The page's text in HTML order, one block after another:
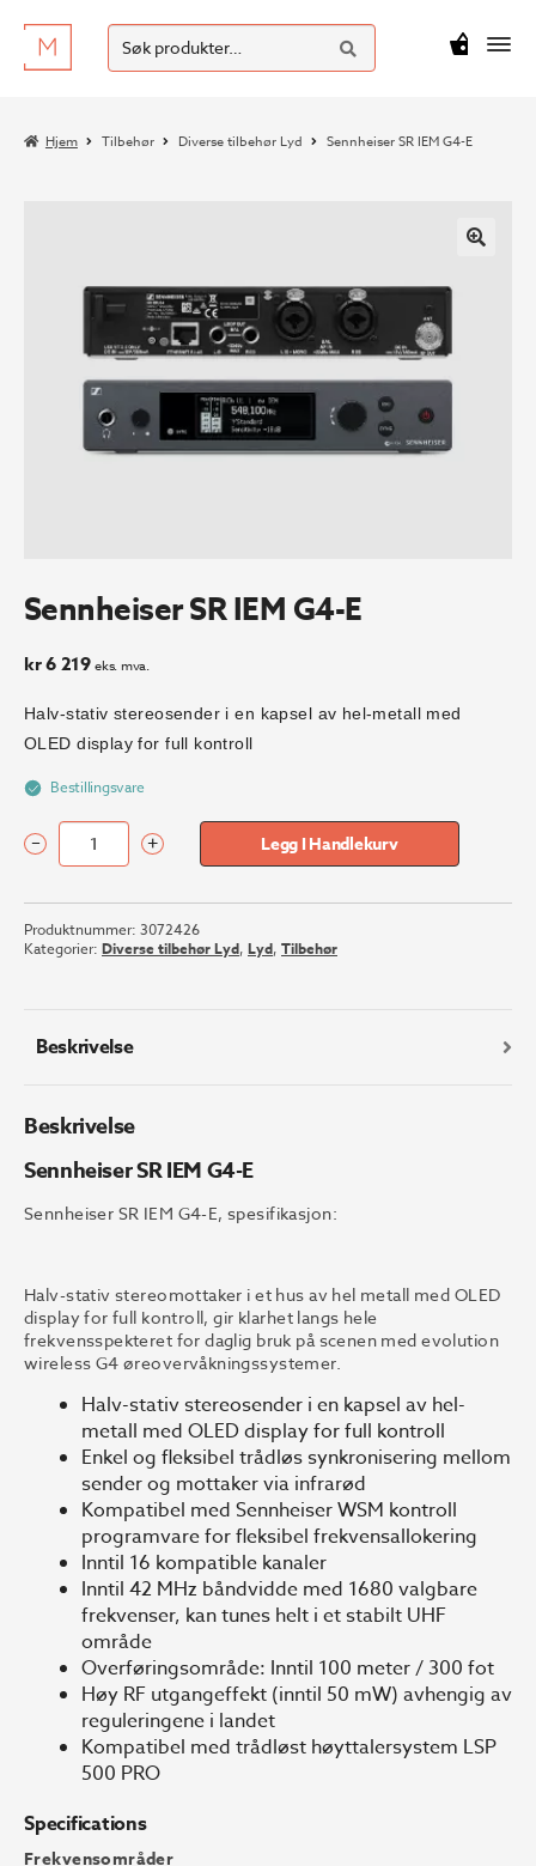
Hopp
til
Hopp
til
Søk
etter:
SØK
kr0
Hjem Tilbehør Diverse tilbehør Lyd Sennheiser SR IEM G4-E
Sennheiser SR IEM G4-E
kr6 219 eks. mva.
Halv-stativ stereosender i en kapsel av hel-metall med
OLED display for full kontroll
Bestillingsvare
Sennheiser
IEM
G4-
E
– + Legg I Handlekurv
Produktnummer: 3072426
Kategorier: Diverse tilbehør Lyd, Lyd, Tilbehør
Beskrivelse
Beskrivelse
Sennheiser SR IEM G4-E
Sennheiser SR IEM G4-E, spesifikasjon:
Halv-stativ stereomottaker i et hus av hel metall med OLED
display for full kontroll, gir klarhet langs hele
frekvensspekteret for daglig bruk på scenen med evolution
wireless G4 øreovervåkningssystemer.
Halv-stativ stereosender i en kapsel av hel-
metall med OLED display for full kontroll
Enkel og fleksibel trådløs synkronisering mellom
sender og mottaker via infrarød
Kompatibel med Sennheiser WSM kontroll
programvare for fleksibel frekvensallokering
Inntil 16 kompatible kanaler
Inntil 42 MHz båndvidde med 1680 valgbare
frekvenser, kan tunes helt i et stabilt UHF
område
Overføringsområde: Inntil 100 meter / 300 fot
Høy RF utgangeffekt (inntil 50 mW) avhengig av
reguleringene i landet
Kompatibel med trådløst høyttalersystem LSP
500 PRO
Specifications
Frekvensområder